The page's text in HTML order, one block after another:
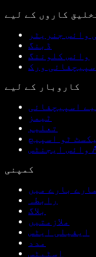
کاروں کے لیے
وائس جنریٹر
ڈبنگ
وائس کلوننگ
ورک
کاروبار کے لیے
اسپیچفائی
ٹیمز
تعلیم
کمپنی
بارے میں
رابطہ
بلاگ
ملازمتیں
ایفیلی ایٹس
مدد
اسٹیٹس